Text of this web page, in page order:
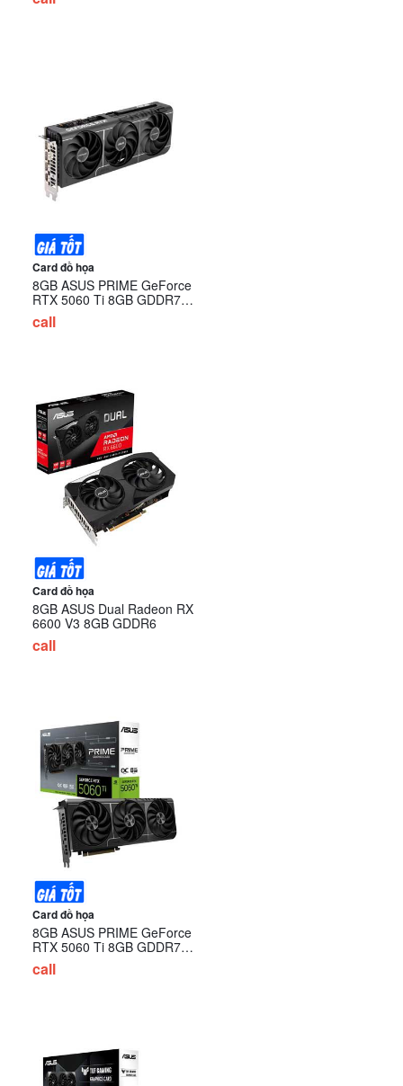
(PRIME-RTX5070-12G)
Card đồ họa
8GB ASUS PRIME GeForce
RTX 5060 Ti 8GB GDDR7
(PRIME-RTX5060TI-8G)
call
Card đồ họa
8GB ASUS Dual Radeon RX
6600 V3 8GB GDDR6
call
Card đồ họa
8GB ASUS PRIME GeForce
RTX 5060 Ti 8GB GDDR7
OC Edition (PRIME-
RTX5060TI-O8G)
call